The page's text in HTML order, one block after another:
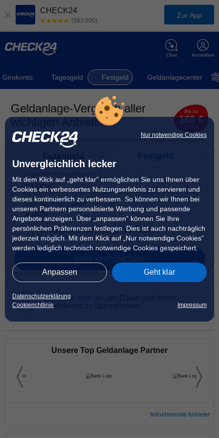
Nur notwendige Cookies
Unvergleichlich lecker
Mit dem Klick auf „geht klar” ermöglichen Sie uns Ihnen über
Cookies ein verbessertes Nutzungserlebnis zu servieren und
dieses kontinuierlich zu verbessern. So können wir Ihnen bei
unseren Partnern personalisierte Werbung und passende
Angebote anzeigen. Über „anpassen” können Sie Ihre
persönlichen Präferenzen festlegen. Dies ist auch nachträglich
jederzeit möglich. Mit dem Klick auf „Nur notwendige Cookies”
werden lediglich technisch notwendige Cookies gespeichert.
Anpassen Geht klar
Datenschutzerklärung
Cookierichtlinie
Impressum
CHECK24
(383.000)
Zur App
Anmelden
Chat
Girokonto Tagesgeld Festgeld Geldanlagecenter
Geldanlage-Vergleich aller
wichtigen Anbieter
Bis zu
160 €
Geplante Anlagedauer
1 Jahr
Nur Angebote mit Stiftung Warentest
Kriterien
Melden Sie sich an,
Kundenkonto zu übernehmen.
Unsere Top Geldanlage Partner
teilnehmende Anbieter